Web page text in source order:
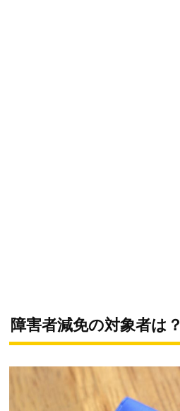
障害者減免の対象者は？